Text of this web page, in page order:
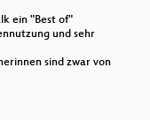
ein "Best of"
und sehr
sind zwar von